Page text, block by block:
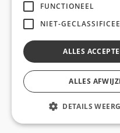
Copyright © 2019
Sitemap-
FUNCTIONEEL
NIET-
ALLES
ALLES
DETAILS